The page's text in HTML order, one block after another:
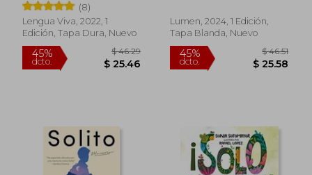
(8)
Lengua Viva, 2022, 1
Edición, Tapa Dura, Nuevo
Lumen, 2024, 1 Edición,
Tapa Blanda, Nuevo